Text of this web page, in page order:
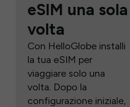
eSIM una sola
volta
Con HelloGlobe installi
la tua eSIM per
viaggiare solo una
volta. Dopo la
configurazione iniziale,